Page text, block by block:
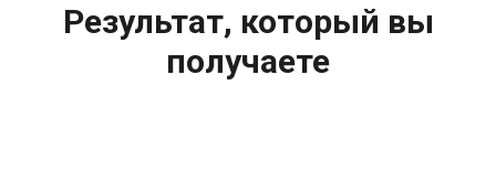
Результат, который вы
получаете